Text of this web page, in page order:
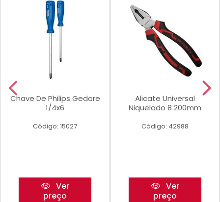
Chave De Philips Gedore
1/4x6
Código: 15027
Ver
preço
Alicate Universal
Niquelado 8 200mm
Código: 42988
Ver
preço